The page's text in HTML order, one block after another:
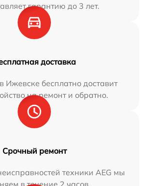
гарантию до 3 лет.
доставка
Ижевске бесплатно доставит
на ремонт и обратно.
Срочный ремонт
техники AEG мы
в течение 2 часов.